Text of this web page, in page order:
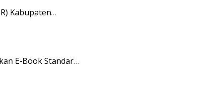
Kabupaten…
E-Book Standar…